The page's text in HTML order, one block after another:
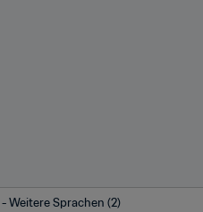
- Weitere Sprachen (2)